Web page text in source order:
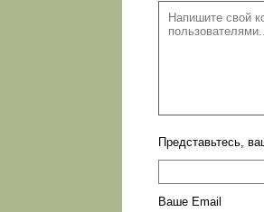
Представьтесь,
Ваше Email